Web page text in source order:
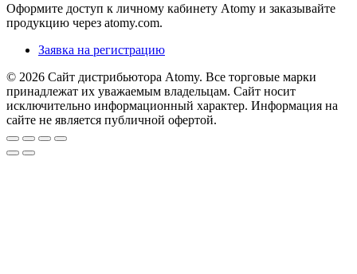
Оформите доступ к личному кабинету Atomy и заказывайте
продукцию через atomy.com.
Заявка на регистрацию
© 2026 Сайт дистрибьютора Atomy. Все торговые марки
принадлежат их уважаемым владельцам. Сайт носит
исключительно информационный характер. Информация на
сайте не является публичной офертой.